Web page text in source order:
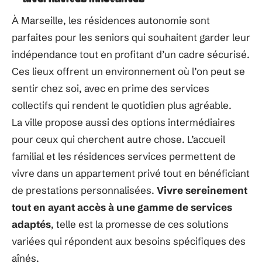
À Marseille, les résidences autonomie sont
parfaites pour les seniors qui souhaitent garder leur
indépendance tout en profitant d’un cadre sécurisé.
Ces lieux offrent un environnement où l’on peut se
sentir chez soi, avec en prime des services
collectifs qui rendent le quotidien plus agréable.
La ville propose aussi des options intermédiaires
pour ceux qui cherchent autre chose. L’accueil
familial et les résidences services permettent de
vivre dans un appartement privé tout en bénéficiant
de prestations personnalisées. Vivre sereinement
tout en ayant accès à une gamme de services
adaptés, telle est la promesse de ces solutions
variées qui répondent aux besoins spécifiques des
aînés.